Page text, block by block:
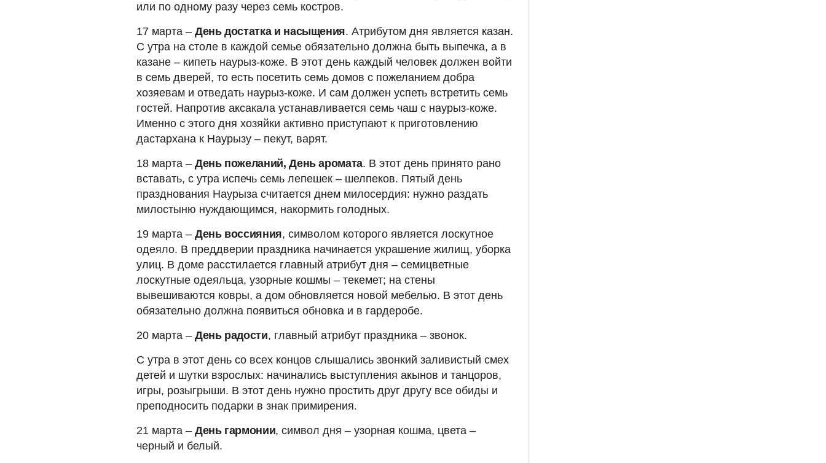
или по одному разу через семь костров.
17 марта – День достатка и насыщения. Атрибутом дня является казан.
С утра на столе в каждой семье обязательно должна быть выпечка, а в
казане – кипеть наурыз-коже. В этот день каждый человек должен войти
в семь дверей, то есть посетить семь домов с пожеланием добра
хозяевам и отведать наурыз-коже. И сам должен успеть встретить семь
гостей. Напротив аксакала устанавливается семь чаш с наурыз-коже.
Именно с этого дня хозяйки активно приступают к приготовлению
дастархана к Наурызу – пекут, варят.
18 марта – День пожеланий, День аромата. В этот день принято рано
вставать, с утра испечь семь лепешек – шелпеков. Пятый день
празднования Наурыза считается днем милосердия: нужно раздать
милостыню нуждающимся, накормить голодных.
19 марта – День воссияния, символом которого является лоскутное
одеяло. В преддверии праздника начинается украшение жилищ, уборка
улиц. В доме расстилается главный атрибут дня – семицветные
лоскутные одеяльца, узорные кошмы – текемет; на стены
вывешиваются ковры, а дом обновляется новой мебелью. В этот день
обязательно должна появиться обновка и в гардеробе.
20 марта – День радости, главный атрибут праздника – звонок.
С утра в этот день со всех концов слышались звонкий заливистый смех
детей и шутки взрослых: начинались выступления акынов и танцоров,
игры, розыгрыши. В этот день нужно простить друг другу все обиды и
преподносить подарки в знак примирения.
21 марта – День гармонии, символ дня – узорная кошма, цвета –
черный и белый.